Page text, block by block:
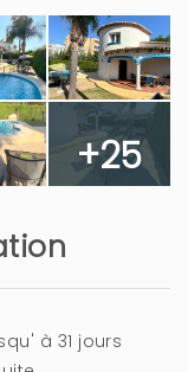
que estaba
fregar
A ÉTÉ UTILE?
+25
à 31 jours